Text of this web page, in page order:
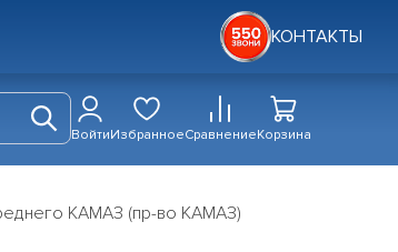
КОНТАКТЫ
ВойтиИзбранноеСравнениеКорзина
КАМАЗ (пр-во КАМАЗ)